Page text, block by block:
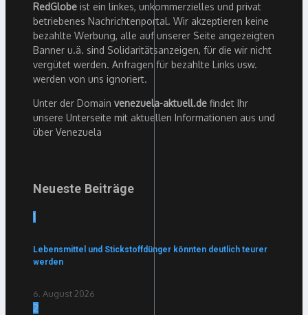
RedGlobe ist ein linkes, unkommerzielles und privat
betriebenes Nachrichtenportal. Wir akzeptieren keine
bezahlte Werbung, alle auf unserer Seite angezeigten
Banner u.ä. sind Solidaritätsanzeigen, für die wir nicht
vergütet werden. Anfragen für bezahlte Links usw.
werden von uns ignoriert.
Unter der Domain venezuela-aktuell.de findet Ihr
unsere Unterseite mit aktuellen Informationen aus und
über Venezuela
Neueste Beiträge
1
Lebensmittel und Stickstoffdünger könnten deutlich teurer
werden
6. August 2026
2